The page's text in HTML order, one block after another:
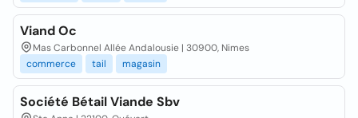
Viand Oc
Mas Carbonnel Allée Andalousie | 30900, Nimes
commerce
tail magasin
Société Bétail Viande Sbv